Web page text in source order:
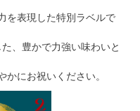
を表現した特別ラベルで
、豊かで力強い味わいと
にお祝いください。